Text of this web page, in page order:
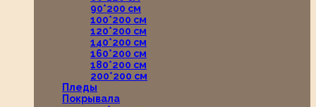
90*200 см
100*200 см
120*200 см
140*200 см
160*200 см
180*200 см
200*200 см
Пледы
Покрывала